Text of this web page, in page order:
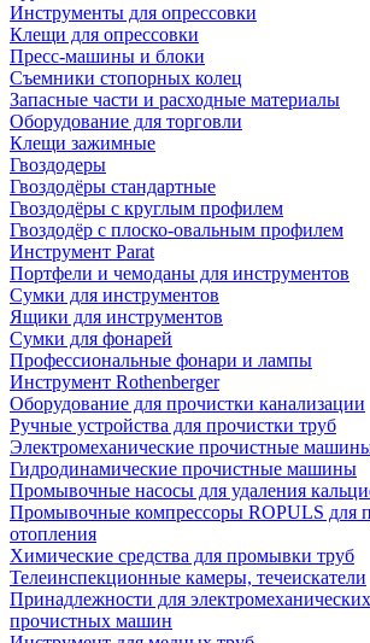
Инструменты для опрессовки
Клещи для опрессовки
Пресс-машины и блоки
Съемники стопорных колец
Запасные части и расходные материалы
Оборудование для торговли
Клещи зажимные
Гвоздодеры
Гвоздодёры стандартные
Гвоздодёры с круглым профилем
Гвоздодёр с плоско-овальным профилем
Инструмент Parat
Портфели и чемоданы для инструментов
Сумки для инструментов
Ящики для инструментов
Сумки для фонарей
Профессиональные фонари и лампы
Инструмент Rothenberger
Оборудование для прочистки канализации
Ручные устройства для прочистки труб
Электромеханические прочистные
Гидродинамические прочистные машины
Промывочные насосы для удаления
Промывочные компрессоры ROPULS для
отопления
Химические средства для промывки труб
Телеинспекционные камеры, течеискатели
Принадлежности для
прочистных машин